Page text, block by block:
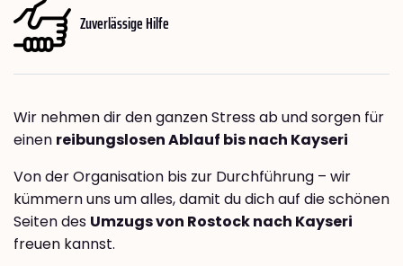
Zuverlässige Hilfe
Wir nehmen dir den ganzen Stress ab und sorgen für
einen reibungslosen Ablauf bis nach Kayseri
Von der Organisation bis zur Durchführung – wir
kümmern uns um alles, damit du dich auf die schönen
Seiten des Umzugs von Rostock nach Kayseri
freuen kannst.